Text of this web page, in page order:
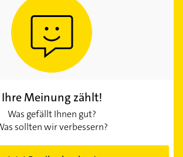
Ihre Meinung zählt!
Was gefällt Ihnen gut?
sollten wir verbessern?